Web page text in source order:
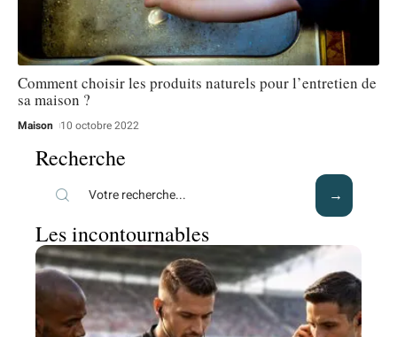
Comment choisir les produits naturels pour l’entretien de
sa maison ?
Maison 10 octobre 2022
Recherche
Les incontournables